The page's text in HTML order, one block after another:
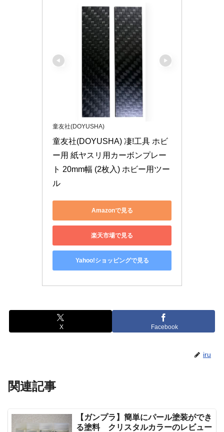
童友社(DOYUSHA)
童友社(DOYUSHA) 凄!工具 ホビ
ー用 紙ヤスリ用カーボンプレー
ト 20mm幅 (2枚入) ホビー用ツー
ル
Amazonで見る
楽天市場で見る
Yahoo!ショッピングで見る
X Facebook
iru
関連記事
【ガンプラ】簡単にパール塗装ができ
る塗料 クリスタルカラーのレビュー